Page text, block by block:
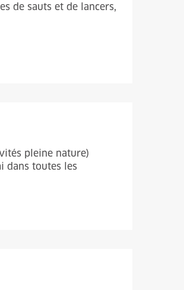
de sauts et de lancers,
pleine nature)
dans toutes les